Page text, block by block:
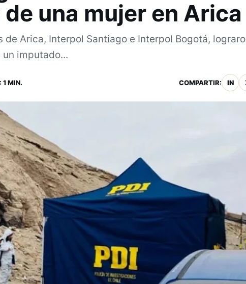
una mujer en Arica
Arica, Interpol Santiago e Interpol Bogotá,
imputado...
1 MIN. COMPARTIR: IN